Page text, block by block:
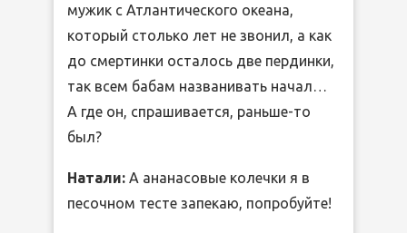
мужик с Атлантического океана,
который столько лет не звонил, а как
до смертинки осталось две пердинки,
так всем бабам названивать начал…
А где он, спрашивается, раньше-то
был?
Натали: А ананасовые колечки я в
песочном тесте запекаю, попробуйте!